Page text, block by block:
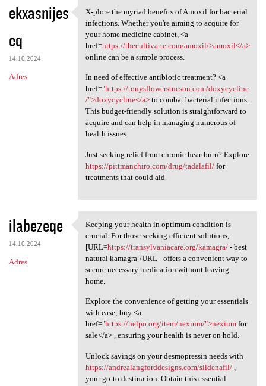
ekxasnijes
eq
14.10.2024
Adres
X-plore the myriad benefits
X-plore the myriad benefits of Amoxil for bacterial
infections. Whether you're aiming to acquire for
your home medicine cabinet, <a
href=https://thecultivarte.com/amoxil/>amoxil</a>
online can be a simple process.
In need of effective antibiotic treatment? <a
href="https://tonysflowerstucson.com/doxycycline
/">doxycycline</a>to combat bacterial infections.
This budget-friendly solution is straightforward to
acquire and can help in managing numerous of
health issues.
Just seeking relief from chronic heartburn? Explore
https://pittmanchiro.com/drug/tadalafil/for
treatments that could aid.
ilabezeqe
14.10.2024
Adres
Keeping your health in
Keeping your health in optimum condition is
crucial. For those seeking efficient solutions,
[URL=https://transylvaniacare.org/kamagra/- best
natural kamagra[/URL - offers a convenient way to
secure necessary medication without leaving
home.
Explore the convenience of getting your essentials
with ease; buy <a
href="https://helpo.org/item/nexium/">nexiumfor
sale</a> , ensuring your health is never on hold.
Unlock savings on your desmopressin needs with
https://andrealangforddesigns.com/sildenafil/,
your go-to destination. Obtain this essential